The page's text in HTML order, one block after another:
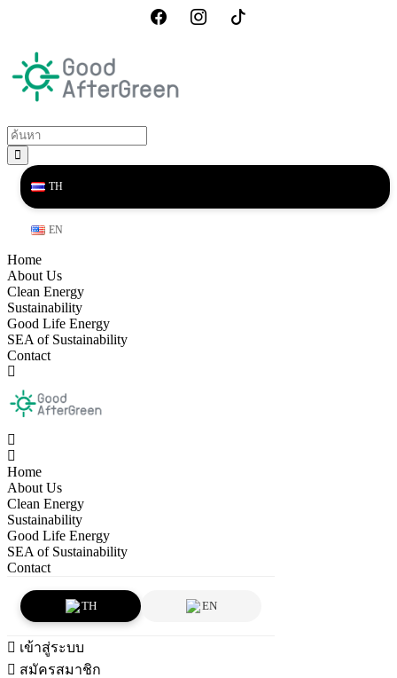
TH
EN
Home
About Us
Clean Energy
Sustainability
Good Life Energy
SEA of Sustainability
Contact
Home
About Us
Clean Energy
Sustainability
Good Life Energy
SEA of Sustainability
Contact
TH EN
เข้าสู่ระบบ
สมัครสมาชิก